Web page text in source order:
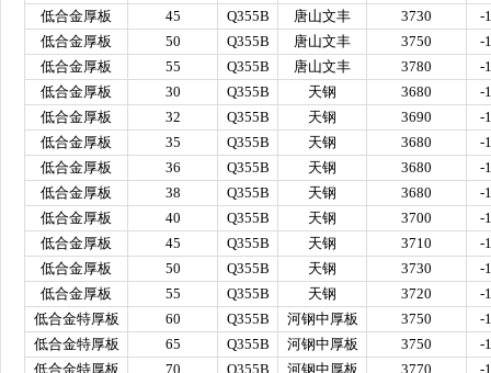
低合金厚板
45 Q355B 唐山文丰 3730
-
低合金厚板
50 Q355B 唐山文丰 3750
-
低合金厚板
55 Q355B 唐山文丰 3780
-
低合金厚板
30 Q355B 天钢 3680
-
低合金厚板
32 Q355B 天钢 3690
-
低合金厚板
35 Q355B 天钢 3680
-
低合金厚板
36 Q355B 天钢 3680
-
低合金厚板
38 Q355B 天钢 3680
-
低合金厚板
40 Q355B 天钢 3700
-
低合金厚板
45 Q355B 天钢 3710
-
低合金厚板
50 Q355B 天钢 3730
-
低合金厚板
55 Q355B 天钢 3720
-
低合金特厚板
60 Q355B 河钢中厚板 3750
-
低合金特厚板
65 Q355B 河钢中厚板 3750
-
低合金特厚板
70 Q355B 河钢中厚板 3770
-